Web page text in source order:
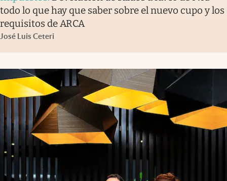
todo lo que hay que saber sobre el nuevo cupo y los
requisitos de ARCA
José Luis Ceteri